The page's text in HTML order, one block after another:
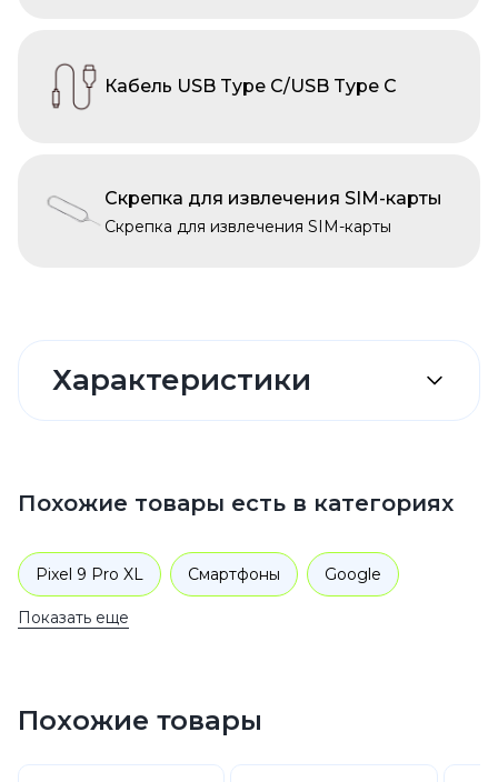
Кабель USB Type C/USB Type C
Скрепка для извлечения SIM-карты
Скрепка для извлечения SIM-карты
Характеристики
Похожие товары есть в категориях
Pixel 9 Pro XL Смартфоны Google
Pixel 9
Показать еще
Похожие товары